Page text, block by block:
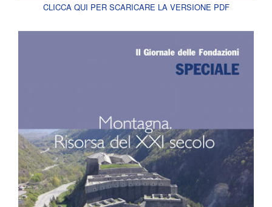
CLICCA QUI PER SCARICARE LA VERSIONE PDF